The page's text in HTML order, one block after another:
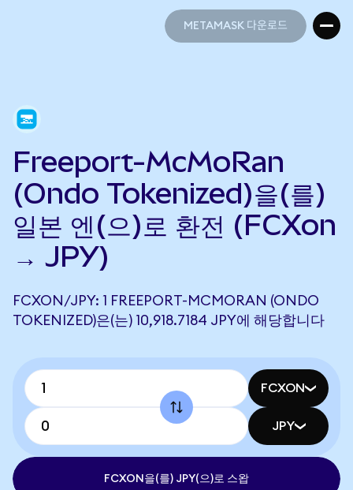
METAMASK 다운로드
Freeport-McMoRan
(Ondo Tokenized)을(를)
일본 엔(으)로 환전 (FCXon
→ JPY)
FCXON/JPY: 1 FREEPORT-MCMORAN (ONDO
TOKENIZED)은(는) 10,918.7184 JPY에 해당합니다
FCXON
JPY
FCXON을(를) JPY(으)로 스왑